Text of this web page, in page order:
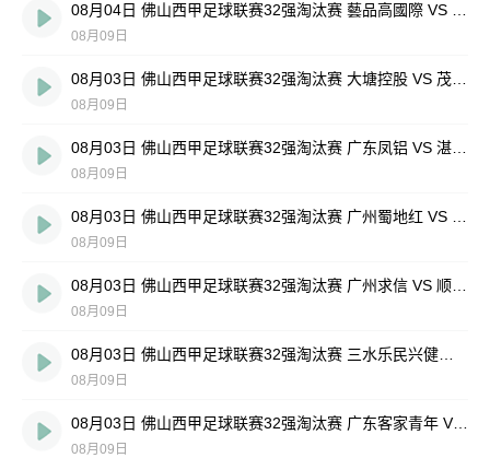
08月09日
08月09日
08月09日
08月09日
08月09日
08月09日
08月03日 佛山西甲足球联赛32强淘汰赛 广东客家青年 VS 广州英华思力U17 全场录像
08月09日